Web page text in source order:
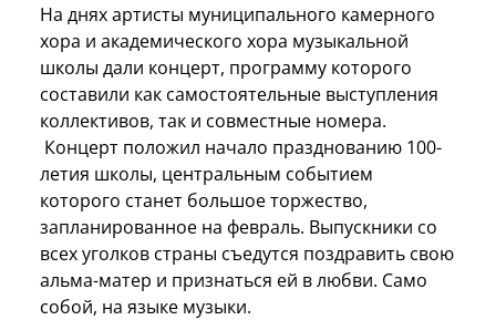
На днях артисты муниципального камерного
хора и академического хора музыкальной
школы дали концерт, программу которого
составили как самостоятельные выступления
коллективов, так и совместные номера.
Концерт положил начало празднованию 100-
летия школы, центральным событием
которого станет большое торжество,
запланированное на февраль. Выпускники со
всех уголков страны съедутся поздравить свою
альма-матер и признаться ей в любви. Само
собой, на языке музыки.